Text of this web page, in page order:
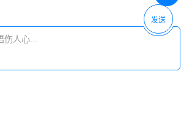
发送